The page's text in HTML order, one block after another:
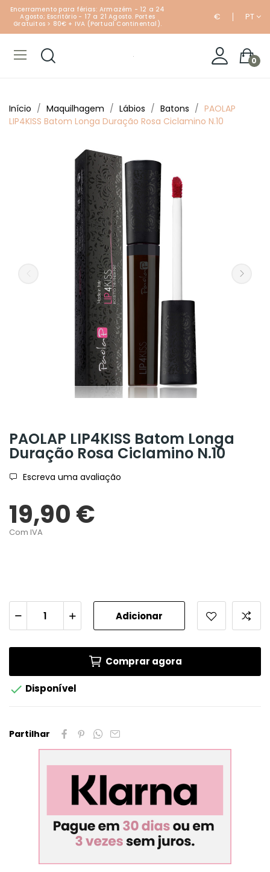
Encerramento para férias: Armazém - 12 a 24
Agosto; Escritório - 17 a 21 Agosto. Portes
Gratuitos > 80€ + IVA (Portual Continental).
€ PT
0
Início Maquilhagem Lábios Batons
PAOLAP
LIP4KISS Batom Longa Duração Rosa Ciclamino N.10
PAOLAP LIP4KISS Batom Longa
Duração Rosa Ciclamino N.10
Escreva uma avaliação
19,90 €
Com IVA
Adicionar
Comprar agora
 Disponível
Partilhar